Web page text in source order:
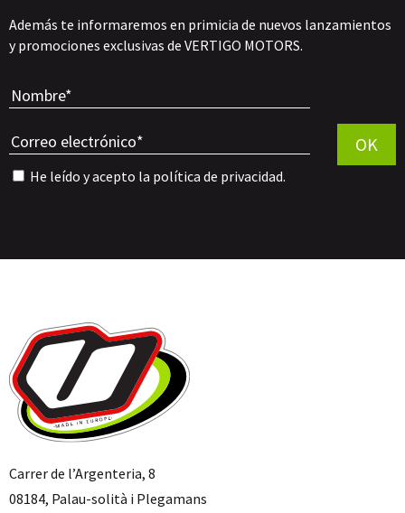
Además te informaremos en primicia de nuevos lanzamientos
y promociones exclusivas de VERTIGO MOTORS.
He leído y acepto la política de privacidad.
OK
Carrer de l’Argenteria, 8
08184, Palau-solità i Plegamans